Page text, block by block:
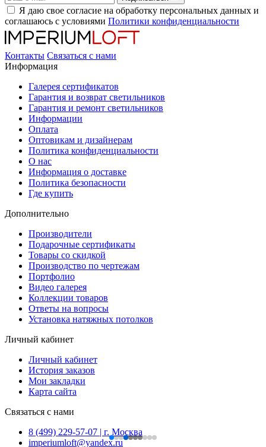
Я даю свое согласие на обработку персональных данных и
соглашаюсь с условиями Политики конфиденциальности
Контакты Связаться с нами
Информация
Галерея сертификатов
Гарантия и возврат светильников
Гарантия и ремонт светильников
Информации
Оплата
Оптовикам и дизайнерам
Политика конфиденциальности
О нас
Информация о доставке
Политика безопасности
Где купить
Дополнительно
Производители
Подарочные сертификаты
Товары со скидкой
Производство по чертежам
Портфолио
Видео галерея
Коллекции товаров
Ответы на вопросы
Установка натяжных потолков
Личный кабинет
Личный кабинет
История заказов
Мои закладки
Карта сайта
Связаться с нами
8 (499) 229-57-07 | г. Москва
imperiumloft@yandex.ru